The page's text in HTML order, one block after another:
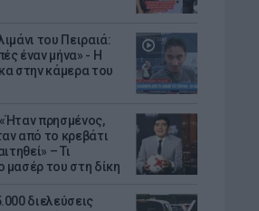
του Πειραιά:
έναν μήνα» - Η
στην κάμερα του
πρησμένος,
από το κρεβάτι
– Τι
του στη δίκη
διελεύσεις